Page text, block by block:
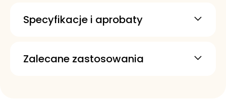
Specyfikacje i aprobaty
MB-Approval 229.51
Zalecane zastosowania